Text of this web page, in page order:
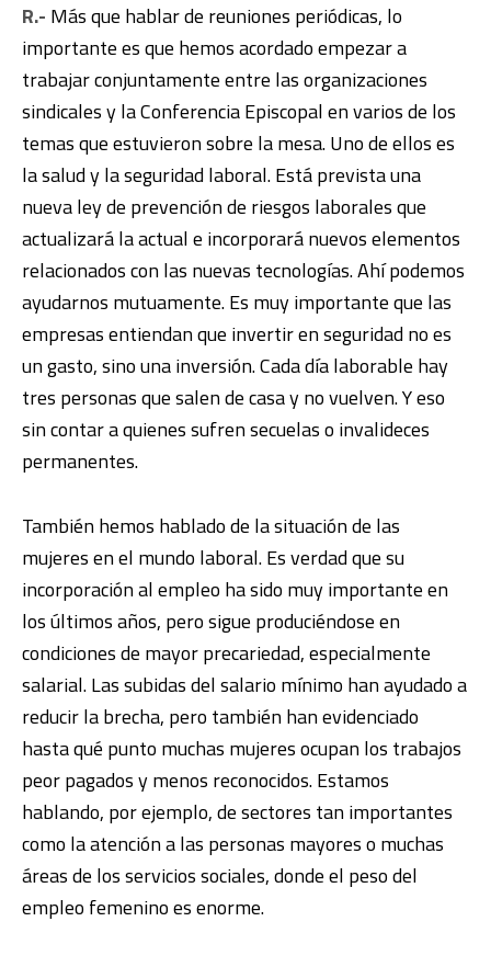
R.- Más que hablar de reuniones periódicas, lo
importante es que hemos acordado empezar a
trabajar conjuntamente entre las organizaciones
sindicales y la Conferencia Episcopal en varios de los
temas que estuvieron sobre la mesa. Uno de ellos es
la salud y la seguridad laboral. Está prevista una
nueva ley de prevención de riesgos laborales que
actualizará la actual e incorporará nuevos elementos
relacionados con las nuevas tecnologías. Ahí podemos
ayudarnos mutuamente. Es muy importante que las
empresas entiendan que invertir en seguridad no es
un gasto, sino una inversión. Cada día laborable hay
tres personas que salen de casa y no vuelven. Y eso
sin contar a quienes sufren secuelas o invalideces
permanentes.
También hemos hablado de la situación de las
mujeres en el mundo laboral. Es verdad que su
incorporación al empleo ha sido muy importante en
los últimos años, pero sigue produciéndose en
condiciones de mayor precariedad, especialmente
salarial. Las subidas del salario mínimo han ayudado a
reducir la brecha, pero también han evidenciado
hasta qué punto muchas mujeres ocupan los trabajos
peor pagados y menos reconocidos. Estamos
hablando, por ejemplo, de sectores tan importantes
como la atención a las personas mayores o muchas
áreas de los servicios sociales, donde el peso del
empleo femenino es enorme.